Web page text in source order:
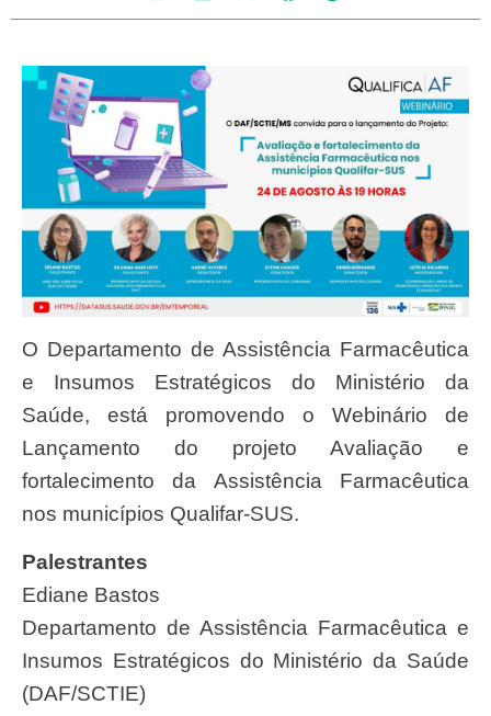
O Departamento de Assistência Farmacêutica
e Insumos Estratégicos do Ministério da
Saúde, está promovendo o Webinário de
Lançamento do projeto Avaliação e
fortalecimento da Assistência Farmacêutica
nos municípios Qualifar-SUS.
Palestrantes
Ediane Bastos
Departamento de Assistência Farmacêutica e
Insumos Estratégicos do Ministério da Saúde
(DAF/SCTIE)